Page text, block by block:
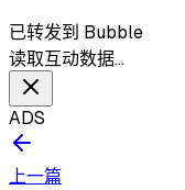
已转发到 Bubble
读取互动数据…
ADS
上一篇